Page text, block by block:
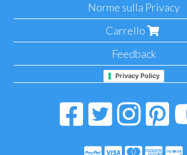
Norme sulla Privacy
Carrello
Feedback
Privacy Policy